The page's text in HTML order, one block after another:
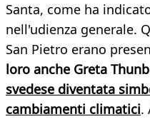
Santa, come ha
nell'udienza generale.
San Pietro erano
loro anche Greta
svedese diventata
cambiamenti climatici.